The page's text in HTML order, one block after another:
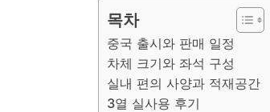
목차
중국 출시와 판매 일정
차체 크기와 좌석 구성
실내 편의 사양과 적재공간
3열 실사용 후기